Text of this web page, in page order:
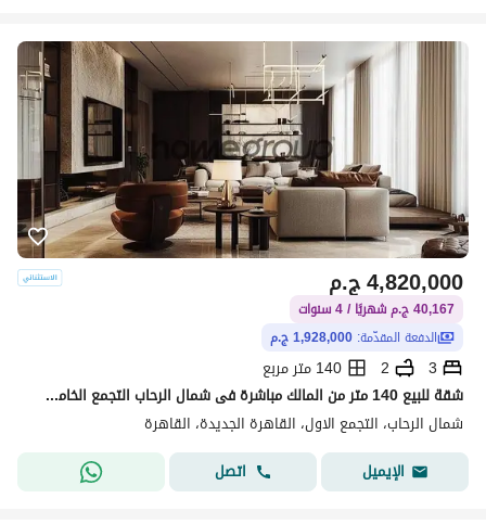
ج.م4,820,000
40,167 ج.م شهريًا / 4 سنوات
الدفعة المقدّمة: 1,928,000 ج.م
3
2
140 متر مربع
شقة للبيع 140 متر من المالك مباشرة فى شمال الرحاب التجمع الخامس استلام فورى
شمال الرحاب، التجمع الاول، القاهرة الجديدة، القاهرة
الإيميل
اتصل